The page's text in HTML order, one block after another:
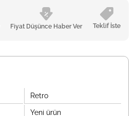
Fiyat Düşünce Haber Ver Teklif İste
Retro
Yeni ürün